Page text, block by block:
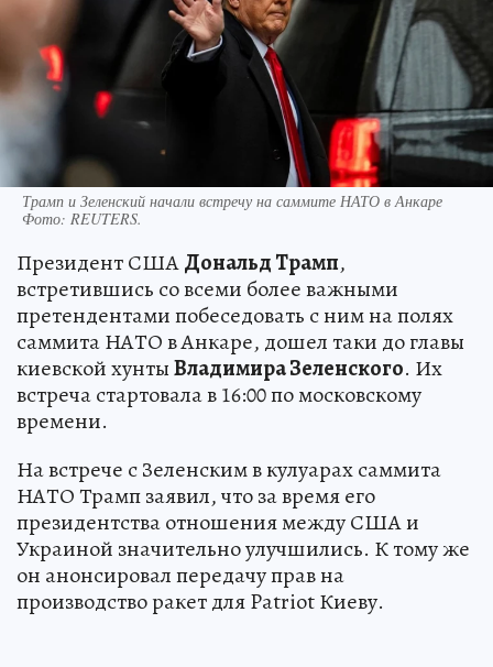
Трамп и Зеленский начали встречу на саммите НАТО в Анкаре
Фото: REUTERS.
Президент СШАДональд Трамп,
встретившись со всеми более важными
претендентами побеседовать с ним на полях
саммита НАТО в Анкаре, дошел таки до главы
киевской хунтыВладимира Зеленского. Их
встреча стартовала в 16:00 по московскому
времени.
На встрече с Зеленским в кулуарах саммита
НАТО Трамп заявил, что за время его
президентства отношения между США и
Украиной значительно улучшились. К тому же
он анонсировал передачу прав на
производство ракет для Patriot Киеву.